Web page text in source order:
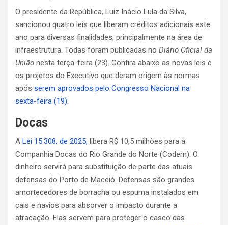
O presidente da República, Luiz Inácio Lula da Silva,
sancionou quatro leis que liberam créditos adicionais este
ano para diversas finalidades, principalmente na área de
infraestrutura. Todas foram publicadas no Diário Oficial da
União nesta terça-feira (23). Confira abaixo as novas leis e
os projetos do Executivo que deram origem às normas
após serem aprovados pelo Congresso Nacional na
sexta-feira (19):
Docas
A Lei 15.308, de 2025, libera R$ 10,5 milhões para a
Companhia Docas do Rio Grande do Norte (Codern). O
dinheiro servirá para substituição de parte das atuais
defensas do Porto de Maceió. Defensas são grandes
amortecedores de borracha ou espuma instalados em
cais e navios para absorver o impacto durante a
atracação. Elas servem para proteger o casco das